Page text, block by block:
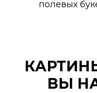
полевых
ВЫ